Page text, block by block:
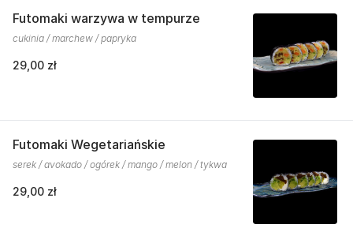
Futomaki warzywa w tempurze
cukinia / marchew / papryka
29,00 zł
Futomaki Wegetariańskie
serek / avokado / ogórek / mango / melon / tykwa
29,00 zł